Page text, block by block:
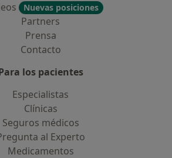
Nuevas posiciones
Partners
Prensa
Contacto
los pacientes
Especialistas
Clínicas
Seguros médicos
al Experto
Medicamentos